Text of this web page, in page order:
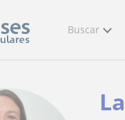
Buscar